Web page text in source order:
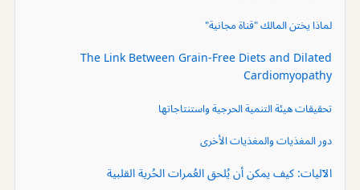
لماذا يختن المالك "قناة مجانية"
The Link Between Grain-Free Diets and Dilated
Cardiomyopathy
تحقيقات هيئة التنمية الحرجية واستنتاجاتها
دور المغذيات والمغذيات الأخرى
الآليات: كيف يمكن أن يُلحق العُمرات الحُرية القلبية